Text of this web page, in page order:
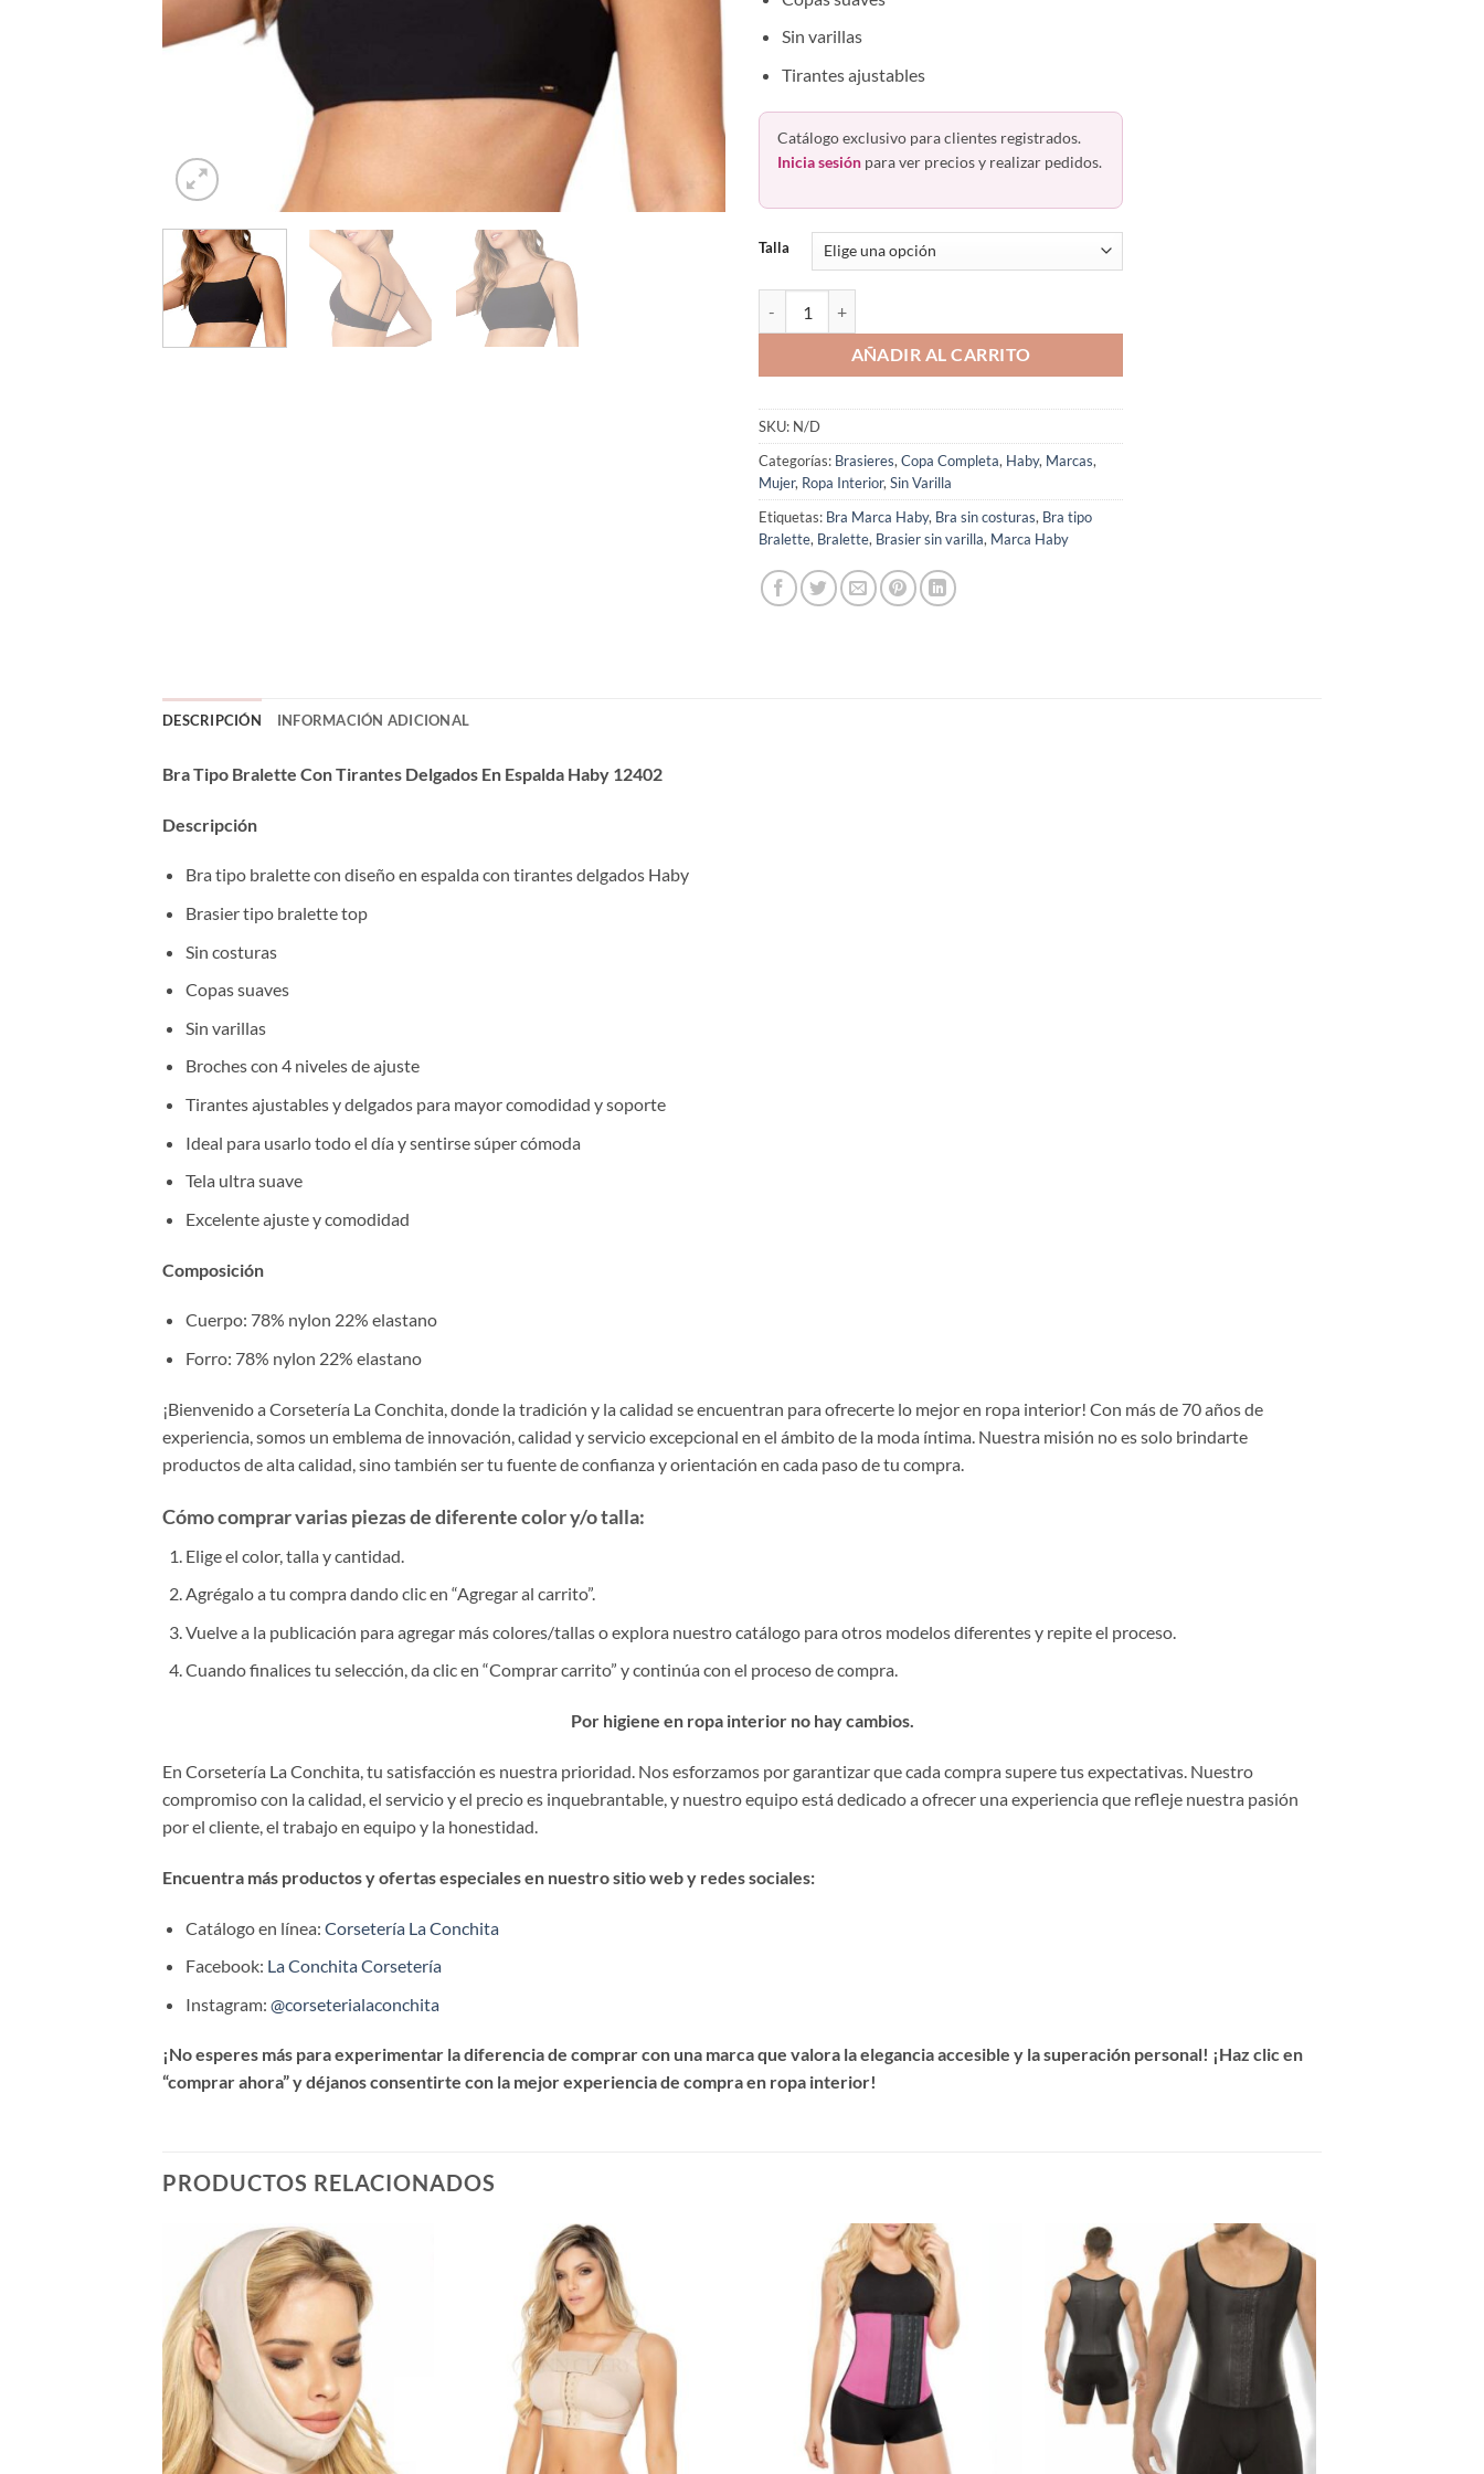
Sin varillas
Tirantes ajustables
Catálogo exclusivo para clientes registrados.
Inicia sesión para ver precios y realizar pedidos.
Talla
AÑADIR AL CARRITO
SKU: N/D
Categorías: Brasieres, Copa Completa, Haby, Marcas,
Mujer, Ropa Interior, Sin Varilla
Etiquetas: Bra Marca Haby, Bra sin costuras, Bra tipo
Bralette, Bralette, Brasier sin varilla, Marca Haby
DESCRIPCIÓN INFORMACIÓN ADICIONAL
Bra Tipo Bralette Con Tirantes Delgados En Espalda Haby 12402
Descripción
Bra tipo bralette con diseño en espalda con tirantes delgados Haby
Brasier tipo bralette top
Sin costuras
Copas suaves
Sin varillas
Broches con 4 niveles de ajuste
Tirantes ajustables y delgados para mayor comodidad y soporte
Ideal para usarlo todo el día y sentirse súper cómoda
Tela ultra suave
Excelente ajuste y comodidad
Composición
Cuerpo: 78% nylon 22% elastano
Forro: 78% nylon 22% elastano
¡Bienvenido a Corsetería La Conchita, donde la tradición y la calidad se encuentran para ofrecerte lo mejor en ropa interior! Con más de 70 años de
experiencia, somos un emblema de innovación, calidad y servicio excepcional en el ámbito de la moda íntima. Nuestra misión no es solo brindarte
productos de alta calidad, sino también ser tu fuente de confianza y orientación en cada paso de tu compra.
Cómo comprar varias piezas de diferente color y/o talla:
Elige el color, talla y cantidad.
Agrégalo a tu compra dando clic en “Agregar al carrito”.
Vuelve a la publicación para agregar más colores/tallas o explora nuestro catálogo para otros modelos diferentes y repite el proceso.
Cuando finalices tu selección, da clic en “Comprar carrito” y continúa con el proceso de compra.
Por higiene en ropa interior no hay cambios.
En Corsetería La Conchita, tu satisfacción es nuestra prioridad. Nos esforzamos por garantizar que cada compra supere tus expectativas. Nuestro
compromiso con la calidad, el servicio y el precio es inquebrantable, y nuestro equipo está dedicado a ofrecer una experiencia que refleje nuestra pasión
por el cliente, el trabajo en equipo y la honestidad.
Encuentra más productos y ofertas especiales en nuestro sitio web y redes sociales:
Catálogo en línea: Corsetería La Conchita
Facebook: La Conchita Corsetería
Instagram: @corseterialaconchita
¡No esperes más para experimentar la diferencia de comprar con una marca que valora la elegancia accesible y la superación personal! ¡Haz clic en
“comprar ahora” y déjanos consentirte con la mejor experiencia de compra en ropa interior!
PRODUCTOS RELACIONADOS